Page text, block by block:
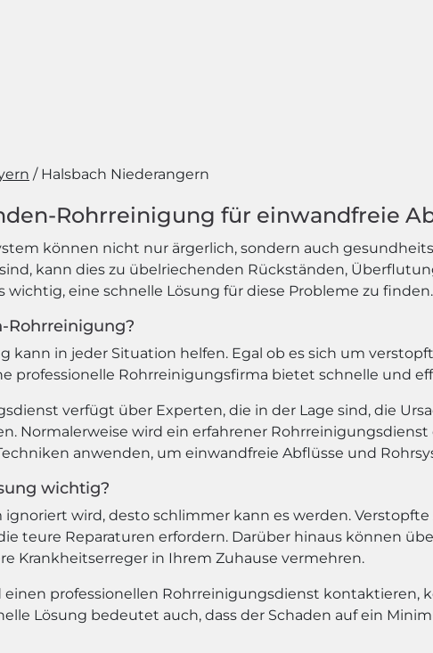
Halsbach Niederangern
Rohrreinigung für einwandfreie
können nicht nur ärgerlich, sondern auch
kann dies zu übelriechenden Rückständen,
wichtig, eine schnelle Lösung für diese Probleme zu finden.
Rohrreinigung?
kann in jeder Situation helfen. Egal ob es sich um
professionelle Rohrreinigungsfirma bietet schnelle und
verfügt über Experten, die in der Lage sind, die
Normalerweise wird ein erfahrener
anwenden, um einwandfreie Abflüsse und
wichtig?
ignoriert wird, desto schlimmer kann es werden.
teure Reparaturen erfordern. Darüber hinaus können
Krankheitserreger in Ihrem Zuhause vermehren.
professionellen Rohrreinigungsdienst kontaktieren,
Lösung bedeutet auch, dass der Schaden auf ein